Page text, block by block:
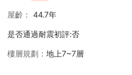
屋齡
44.7年
是否通過耐震初評:否
樓層規劃
地上7~7層